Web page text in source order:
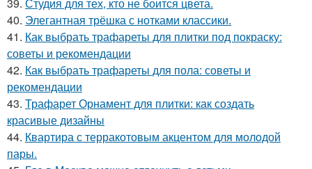
40. Элегантная трёшка с нотками классики.
41. Как выбрать трафареты для плитки под покраску:
советы и рекомендации
42. Как выбрать трафареты для пола: советы и
рекомендации
43. Трафарет Орнамент для плитки: как создать
красивые дизайны
44. Квартира с терракотовым акцентом для молодой
пары.